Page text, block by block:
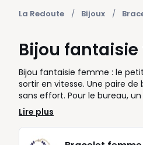
La Redoute Bijoux
Bijou
Bijou fantaisie femme : le
sortir en vitesse. Une paire
sans effort. Pour le bureau,
doré ou argenté, discret ou
varier les envies au fil des
à porter et à associer à vos
aussi une belle idée pour
Lire plus